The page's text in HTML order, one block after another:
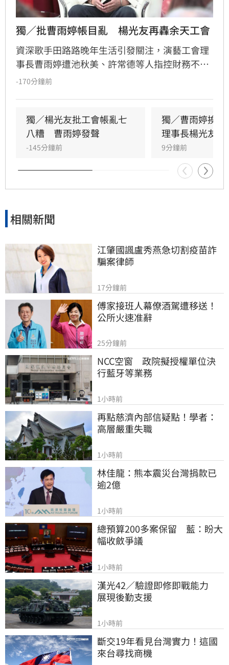
獨／批曹雨婷帳目亂　楊光友再轟余天工會
資深歌手田路路晚年生活引發關注，演藝工會理
事長曹雨婷遭池秋美、許常德等人指控財務不透
明及未照顧資深藝人，引發演藝圈軒然大波。針
會無關，更直言演藝圈工會林立現象混亂，強調
自己成立的台灣演藝人員協會運作順利，不願捲
入紛爭。這場關於藝人工會權益與財務管理的爭
議，隨著各界大咖發聲，讓演藝圈內部矛盾浮上
檯面，也凸顯了資深藝人照護制度的結構性問
題，引發社會廣泛關注與討論。
-170分鐘前
獨／楊光友批工會帳亂七
八糟　曹雨婷發聲
-145分鐘前
獨／曹雨婷挨
理事長楊光友開
9分鐘前
相關新聞
江肇國諷盧秀燕急切割疫苗詐
騙案律師
17分鐘前
傅家接班人幕僚酒駕遭移送！
公所火速准辭
25分鐘前
NCC空窗　政院擬授權單位決
行藍牙等業務
1小時前
再點慈濟內部信疑點！學者：
高層嚴重失職
1小時前
林佳龍：熊本震災台灣捐款已
逾2億
1小時前
總預算200多案保留　藍：盼大
幅收斂爭議
1小時前
漢光42／驗證即修即戰能力
展現後勤支援
1小時前
斷交19年看見台灣實力！這國
來台尋找商機